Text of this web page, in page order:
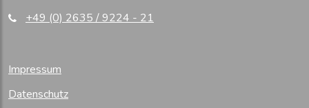
+49 (0) 2635 / 9224 - 21
Impressum
Datenschutz